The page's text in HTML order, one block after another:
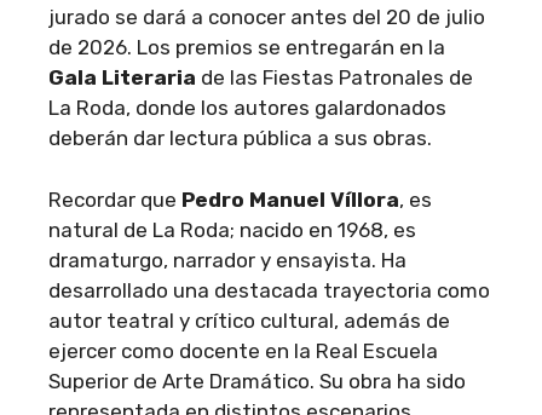
jurado se dará a conocer antes del 20 de julio
de 2026. Los premios se entregarán en la
Gala Literaria de las Fiestas Patronales de
La Roda, donde los autores galardonados
deberán dar lectura pública a sus obras.
Recordar que Pedro Manuel Víllora, es
natural de La Roda; nacido en 1968, es
dramaturgo, narrador y ensayista. Ha
desarrollado una destacada trayectoria como
autor teatral y crítico cultural, además de
ejercer como docente en la Real Escuela
Superior de Arte Dramático. Su obra ha sido